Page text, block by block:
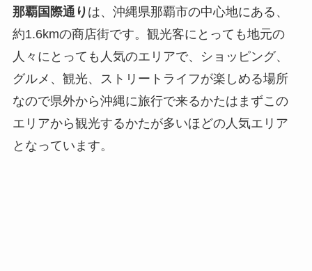
那覇国際通り は、沖縄県那覇市の中心地にある、
約1.6kmの商店街です。観光客にとっても地元の
人々にとっても人気のエリアで、ショッピング、
グルメ、観光、ストリートライフが楽しめる場所
なので県外から沖縄に旅行で来るかたはまずこの
エリアから観光するかたが多いほどの人気エリア
となっています。